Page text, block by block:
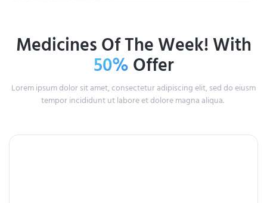
Medicines Of The Week! With
50%Offer
Lorem ipsum dolor sit amet, consectetur adipiscing elit, sed do eiusm
tempor incididunt ut labore et dolore magna aliqua.